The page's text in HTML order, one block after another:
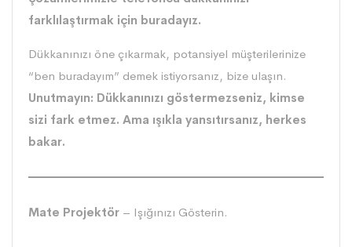
farklılaştırmak için buradayız.
Dükkanınızı öne çıkarmak, potansiyel müşterilerinize
“ben buradayım” demek istiyorsanız, bize ulaşın.
Unutmayın: Dükkanınızı göstermezseniz, kimse
sizi fark etmez. Ama ışıkla yansıtırsanız, herkes
bakar.
Mate Projektör – Işığınızı Gösterin.